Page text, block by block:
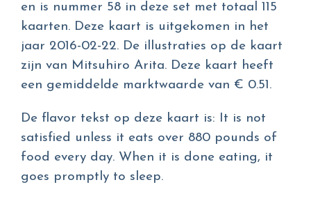
en is nummer 58 in deze set met totaal 115
kaarten. Deze kaart is uitgekomen in het
jaar 2016-02-22. De illustraties op de kaart
zijn van Mitsuhiro Arita. Deze kaart heeft
een gemiddelde marktwaarde van € 0.51.
De flavor tekst op deze kaart is: It is not
satisfied unless it eats over 880 pounds of
food every day. When it is done eating, it
goes promptly to sleep.